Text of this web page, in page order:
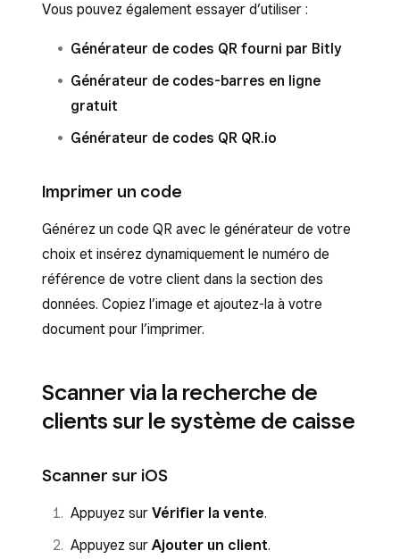
Vous pouvez également essayer d’utiliser :
Générateur de codes QR fourni par Bitly
Générateur de codes-barres en ligne
gratuit
Générateur de codes QR QR.io
Imprimer un code
Générez un code QR avec le générateur de votre
choix et insérez dynamiquement le numéro de
référence de votre client dans la section des
données. Copiez l’image et ajoutez-la à votre
document pour l’imprimer.
Scanner via la recherche de
clients sur le système de caisse
Scanner sur iOS
Appuyez sur Vérifier la vente.
Appuyez sur Ajouter un client.